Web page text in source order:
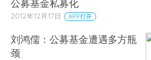
公募基金私募化
2012年12月17日 APP打开
刘鸿儒：公募基金遭遇多方瓶
颈